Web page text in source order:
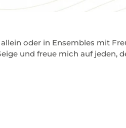
oder in Ensembles mit
und freue mich auf jeden,